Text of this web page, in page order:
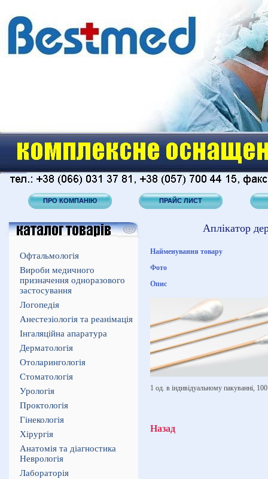
ПРО КОМПАНІЮ ПРАЙС ЛИСТ
Офтальмологія
Вироби медичного
призначення одноразового
застосування
Логопедія
Анестезіологія та реанімація
Інгаляційна апаратура
Дерматологія
Отоларингологія
Стоматологія
Урологія
Проктологія
Гінекологія
Хірургія
Анатомія та діагностика
Неврологія
Лабораторія
Аплікатор
Найменування товару
Фото
Опис
1 од. в індивідуальному пакуванні,
Назад